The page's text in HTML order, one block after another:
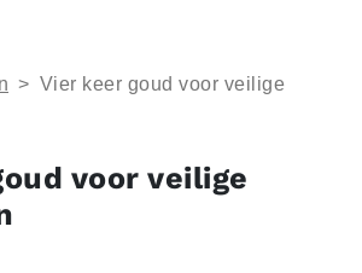
> Vier keer goud voor veilige
voor veilige